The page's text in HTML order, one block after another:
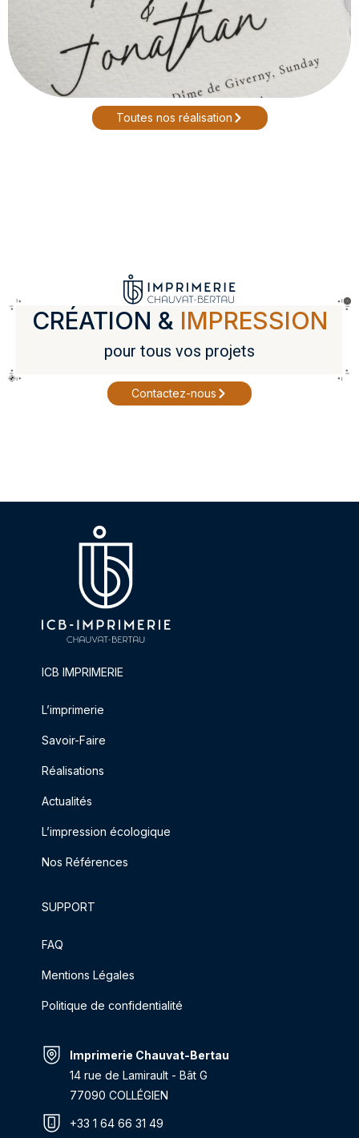
Toutes nos réalisation
CRÉATION & IMPRESSION
pour tous vos projets
Contactez-nous
ICB IMPRIMERIE
L’imprimerie
Savoir-Faire
Réalisations
Actualités
L’impression écologique
Nos Références
SUPPORT
FAQ
Mentions Légales
Politique de confidentialité
Imprimerie Chauvat-Bertau
14 rue de Lamirault - Bât G
77090 COLLÉGIEN
+33 1 64 66 31 49